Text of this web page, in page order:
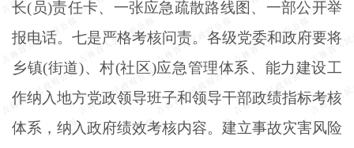
长(员)责任卡、一张应急疏散路线图、一部公开举
报电话。七是严格考核问责。各级党委和政府要将
乡镇(街道)、村(社区)应急管理体系、能力建设工
作纳入地方党政领导班子和领导干部政绩指标考核
体系，纳入政府绩效考核内容。建立事故灾害风险